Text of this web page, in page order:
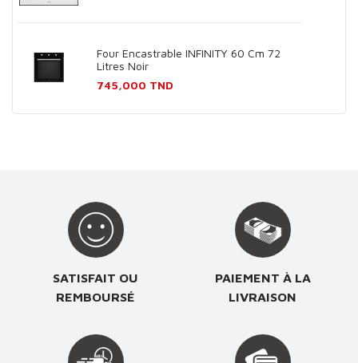
Four Encastrable INFINITY 60 Cm 72
Litres Noir
Prix
745,000 TND
SATISFAIT OU
REMBOURSÉ
PAIEMENT À LA
LIVRAISON